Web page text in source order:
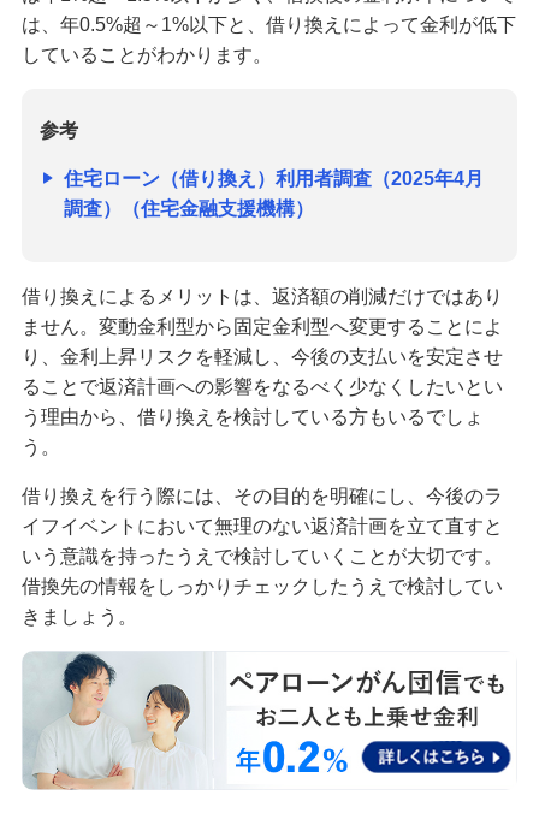
は、年0.5%超～1%以下と、借り換えによって金利が低下
していることがわかります。
参考
住宅ローン（借り換え）利用者調査（2025年4月
調査）（住宅金融支援機構）
借り換えによるメリットは、返済額の削減だけではあり
ません。変動金利型から固定金利型へ変更することによ
り、金利上昇リスクを軽減し、今後の支払いを安定させ
ることで返済計画への影響をなるべく少なくしたいとい
う理由から、借り換えを検討している方もいるでしょ
う。
借り換えを行う際には、その目的を明確にし、今後のラ
イフイベントにおいて無理のない返済計画を立て直すと
いう意識を持ったうえで検討していくことが大切です。
借換先の情報をしっかりチェックしたうえで検討してい
きましょう。